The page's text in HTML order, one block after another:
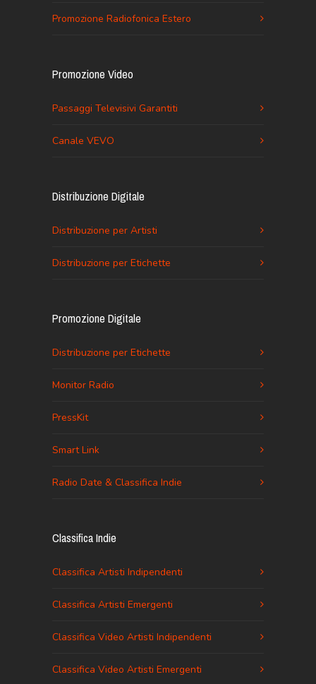
Promozione Radiofonica Estero
Promozione Video
Passaggi Televisivi Garantiti
Canale VEVO
Distribuzione Digitale
Distribuzione per Artisti
Distribuzione per Etichette
Promozione Digitale
Distribuzione per Etichette
Monitor Radio
PressKit
Smart Link
Radio Date & Classifica Indie
Classifica Indie
Classifica Artisti Indipendenti
Classifica Artisti Emergenti
Classifica Video Artisti Indipendenti
Classifica Video Artisti Emergenti